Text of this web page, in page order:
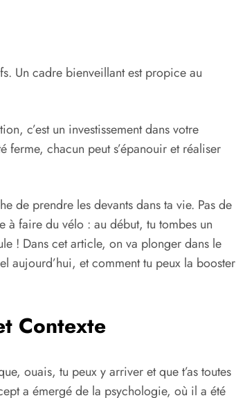
Un cadre bienveillant est propice au
c’est un investissement dans votre
ferme, chacun peut s’épanouir et réaliser
de prendre les devants dans ta vie. Pas de
à faire du vélo : au début, tu tombes un
! Dans cet article, on va plonger dans le
aujourd’hui, et comment tu peux la booster
Contexte
ouais, tu peux y arriver et que t’as toutes
a émergé de la psychologie, où il a été